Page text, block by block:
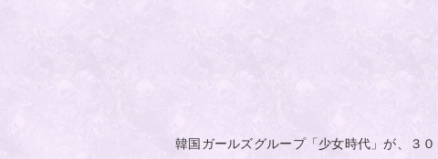
韓国ガールズグループ「少女時代」が、３